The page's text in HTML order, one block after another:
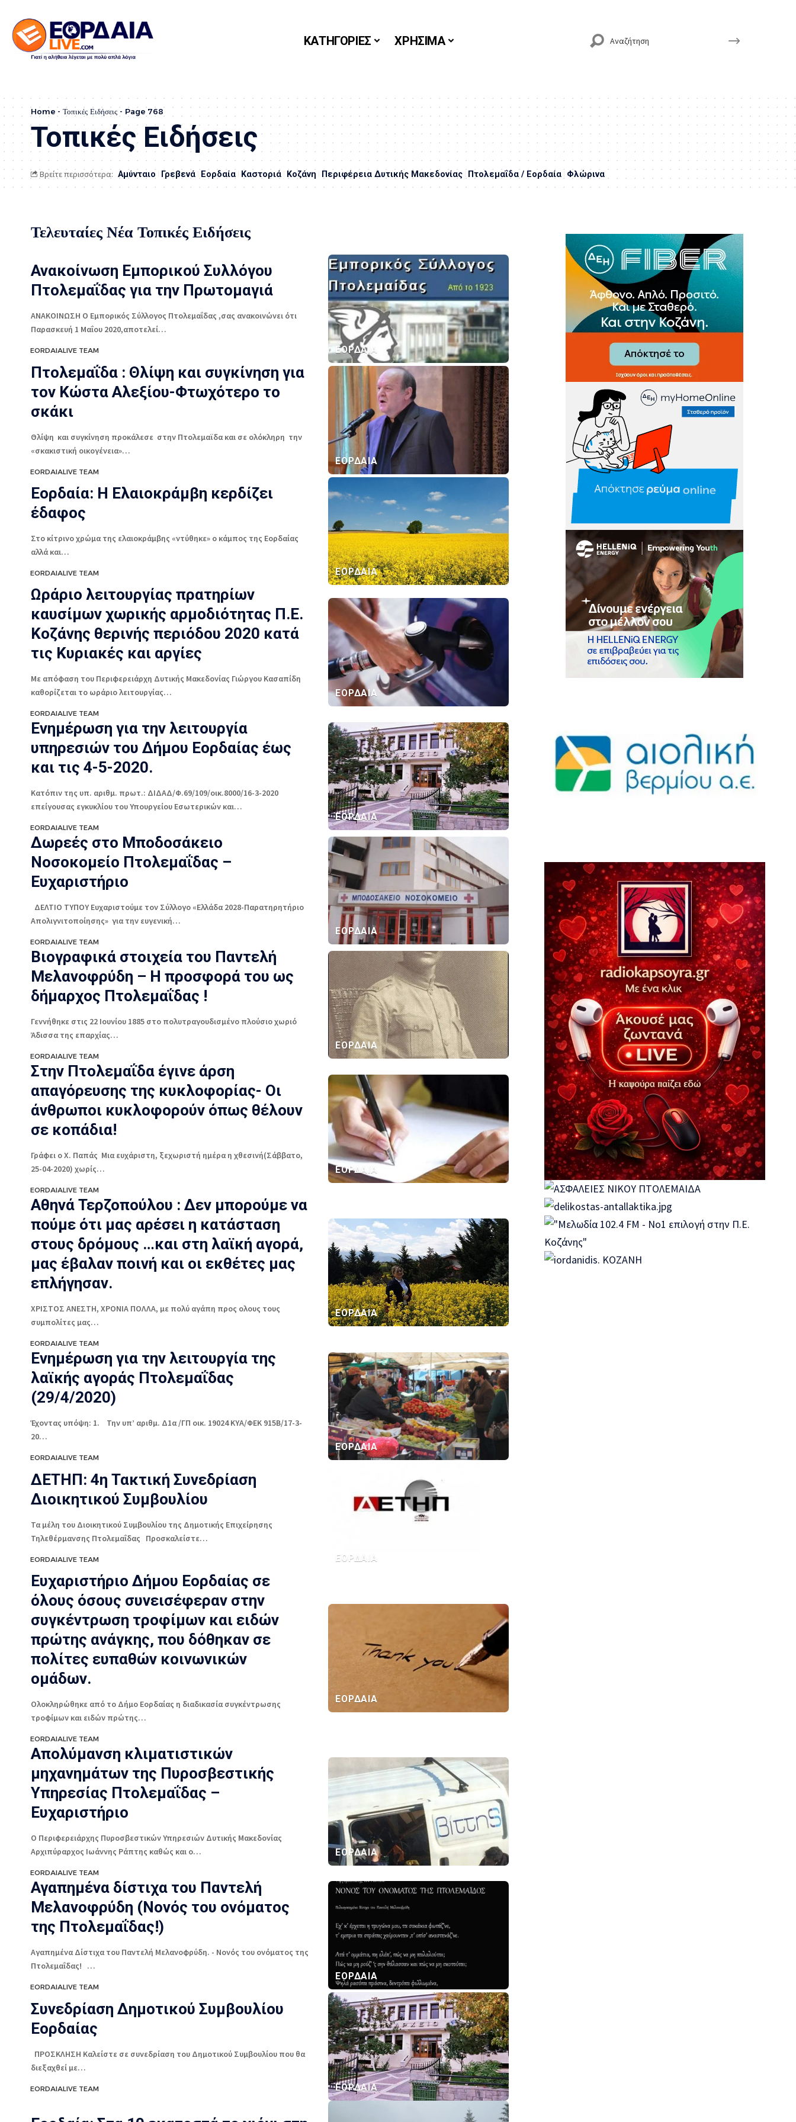
ΚΑΤΗΓΟΡΙΕΣ ΧΡΗΣΙΜΑ
Home - Τοπικές Ειδήσεις - Page 768
Τοπικές Ειδήσεις
Βρείτε περισσότερα: Αμύνταιο Γρεβενά Εορδαία Καστοριά Κοζάνη Περιφέρεια Δυτικής Μακεδονίας Πτολεμαΐδα / Εορδαία Φλώρινα
Τελευταίες Νέα Τοπικές Ειδήσεις
ΕΟΡΔΑΙΑ
Ανακοίνωση Εμπορικού Συλλόγου
Πτολεμαΐδας για την Πρωτομαγιά
ΑΝΑΚΟΙΝΩΣΗ Ο Εμπορικός Σύλλογος Πτολεμαΐδας ,σας ανακοινώνει ότι
Παρασκευή 1 Μαΐου 2020,αποτελεί…
EORDAIALIVE TEAM
ΕΟΡΔΑΙΑ
Πτολεμαΐδα : Θλίψη και συγκίνηση για
τον Κώστα Αλεξίου-Φτωχότερο το
σκάκι
Θλίψη και συγκίνηση προκάλεσε στην Πτολεμαϊδα και σε ολόκληρη την
«σκακιστική οικογένεια»…
EORDAIALIVE TEAM
ΕΟΡΔΑΙΑ
Εορδαία: Η Ελαιοκράμβη κερδίζει
έδαφος
Στο κίτρινο χρώμα της ελαιοκράμβης «ντύθηκε» ο κάμπος της Εορδαίας
αλλά και…
EORDAIALIVE TEAM
ΕΟΡΔΑΙΑ
Ωράριο λειτουργίας πρατηρίων
καυσίμων χωρικής αρμοδιότητας Π.Ε.
Κοζάνης θερινής περιόδου 2020 κατά
τις Κυριακές και αργίες
Με απόφαση του Περιφερειάρχη Δυτικής Μακεδονίας Γιώργου Κασαπίδη
καθορίζεται το ωράριο λειτουργίας…
EORDAIALIVE TEAM
ΕΟΡΔΑΙΑ
Ενημέρωση για την λειτουργία
υπηρεσιών του Δήμου Εορδαίας έως
και τις 4-5-2020.
Κατόπιν της υπ. αριθμ. πρωτ.: ΔΙΔΑΔ/Φ.69/109/οικ.8000/16-3-2020
επείγουσας εγκυκλίου του Υπουργείου Εσωτερικών και…
EORDAIALIVE TEAM
ΕΟΡΔΑΙΑ
Δωρεές στο Μποδοσάκειο
Νοσοκομείο Πτολεμαΐδας –
Ευχαριστήριο
ΔΕΛΤΙΟ ΤΥΠΟΥ Ευχαριστούμε τον Σύλλογο «Ελλάδα 2028-Παρατηρητήριο
Απολιγνιτοποίησης» για την ευγενική…
EORDAIALIVE TEAM
ΕΟΡΔΑΙΑ
Βιογραφικά στοιχεία του Παντελή
Μελανοφρύδη – Η προσφορά του ως
δήμαρχος Πτολεμαΐδας !
Γεννήθηκε στις 22 Ιουνίου 1885 στο πολυτραγουδισμένο πλούσιο χωριό
Άδισσα της επαρχίας…
EORDAIALIVE TEAM
ΕΟΡΔΑΙΑ
Στην Πτολεμαΐδα έγινε άρση
απαγόρευσης της κυκλοφορίας- Οι
άνθρωποι κυκλοφορούν όπως θέλουν
σε κοπάδια!
Γράφει ο Χ. Παπάς Μια ευχάριστη, ξεχωριστή ημέρα η χθεσινή(Σάββατο,
25-04-2020) χωρίς…
EORDAIALIVE TEAM
ΕΟΡΔΑΙΑ
Αθηνά Τερζοπούλου : Δεν μπορούμε να
πούμε ότι μας αρέσει η κατάσταση
στους δρόμους …και στη λαϊκή αγορά,
μας έβαλαν ποινή και οι εκθέτες μας
επλήγησαν.
ΧΡΙΣΤΟΣ ΑΝΕΣΤΗ, ΧΡΟΝΙΑ ΠΟΛΛΑ, με πολύ αγάπη προς ολους τους
συμπολίτες μας…
EORDAIALIVE TEAM
ΕΟΡΔΑΙΑ
Ενημέρωση για την λειτουργία της
λαϊκής αγοράς Πτολεμαΐδας
(29/4/2020)
Έχοντας υπόψη: 1. Την υπ’ αριθμ. Δ1α /ΓΠ οικ. 19024 ΚΥΑ/ΦΕΚ 915Β/17-3-
20…
EORDAIALIVE TEAM
ΕΟΡΔΑΙΑ
ΔΕΤΗΠ: 4η Τακτική Συνεδρίαση
Διοικητικού Συμβουλίου
Τα μέλη του Διοικητικού Συμβουλίου της Δημοτικής Επιχείρησης
Τηλεθέρμανσης Πτολεμαΐδας Προσκαλείστε…
EORDAIALIVE TEAM
ΕΟΡΔΑΙΑ
Ευχαριστήριο Δήμου Εορδαίας σε
όλους όσους συνεισέφεραν στην
συγκέντρωση τροφίμων και ειδών
πρώτης ανάγκης, που δόθηκαν σε
πολίτες ευπαθών κοινωνικών
ομάδων.
Ολοκληρώθηκε από το Δήμο Εορδαίας η διαδικασία συγκέντρωσης
τροφίμων και ειδών πρώτης…
EORDAIALIVE TEAM
ΕΟΡΔΑΙΑ
Απολύμανση κλιματιστικών
μηχανημάτων της Πυροσβεστικής
Υπηρεσίας Πτολεμαΐδας –
Ευχαριστήριο
Ο Περιφερειάρχης Πυροσβεστικών Υπηρεσιών Δυτικής Μακεδονίας
Αρχιπύραρχος Ιωάννης Ράπτης καθώς και ο…
EORDAIALIVE TEAM
ΕΟΡΔΑΙΑ
Αγαπημένα δίστιχα του Παντελή
Μελανοφρύδη (Νονός του ονόματος
της Πτολεμαΐδας!)
Αγαπημένα Δίστιχα του Παντελή Μελανοφρύδη. - Νονός του ονόματος της
Πτολεμαΐδας! …
EORDAIALIVE TEAM
ΕΟΡΔΑΙΑ
Συνεδρίαση Δημοτικού Συμβουλίου
Εορδαίας
ΠΡΟΣΚΛΗΣΗ Καλείστε σε συνεδρίαση του Δημοτικού Συμβουλίου που θα
διεξαχθεί με…
EORDAIALIVE TEAM